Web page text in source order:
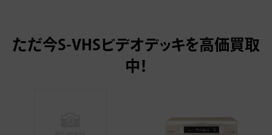
ただ今S-VHSビデオデッキを高価買取
中！